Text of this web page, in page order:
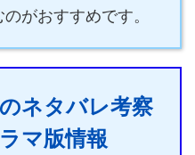
がおすすめです。
ネタバレ考察
マ版情報